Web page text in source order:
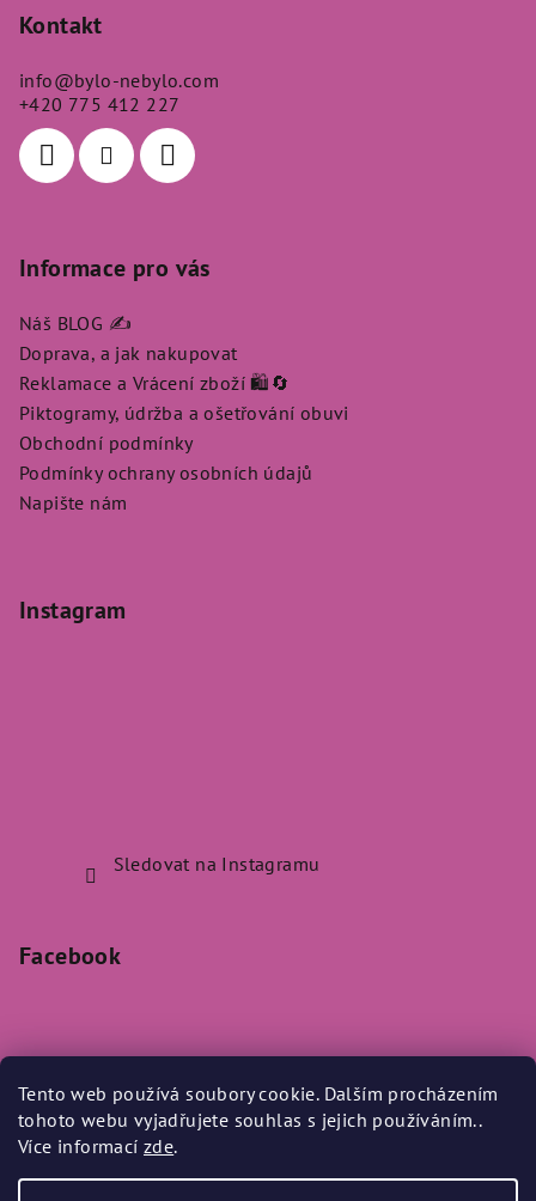
Tento web používá soubory cookie. Dalším procházením
tohoto webu vyjadřujete souhlas s jejich používáním..
Více informacízde.
Kontakt
info@bylo-nebylo.com
+420 775 412 227
Informace pro vás
Náš BLOG ✍️
Doprava, a jak nakupovat
Reklamace a Vrácení zboží 🛍️🔄
Piktogramy, údržba a ošetřování obuvi
Obchodní podmínky
Podmínky ochrany osobních údajů
Napište nám
Instagram
Sledovat na Instagramu
Facebook
Přijímáme online platby